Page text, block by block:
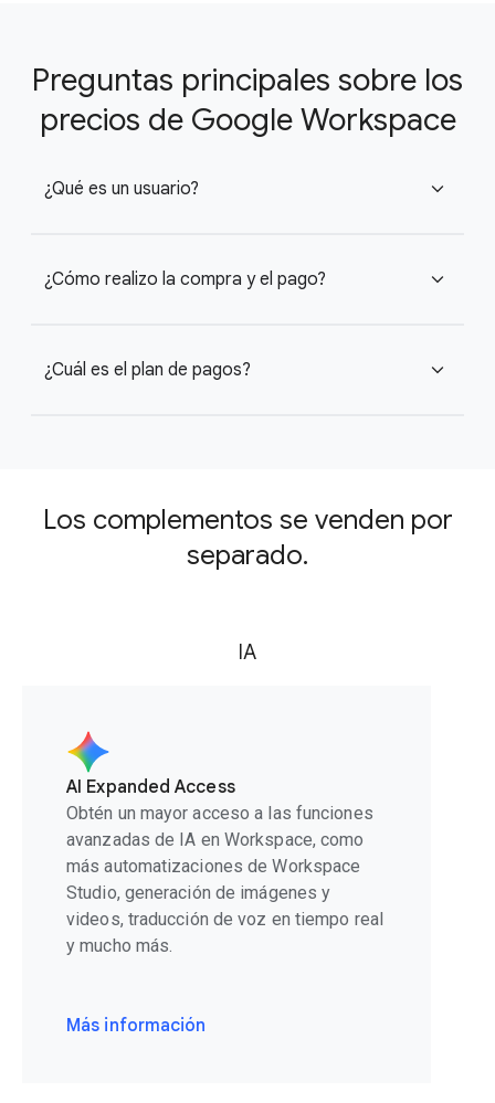
Preguntas principales sobre los
precios de Google Workspace
¿Qué es un usuario? expand_more
¿Cómo realizo la compra y el pago? expand_more
¿Cuál es el plan de pagos? expand_more
Los complementos se venden por
separado.
IA
AI Expanded Access
Obtén un mayor acceso a las funciones
avanzadas de IA en Workspace, como
más automatizaciones de Workspace
Studio, generación de imágenes y
videos, traducción de voz en tiempo real
y mucho más.
Más información